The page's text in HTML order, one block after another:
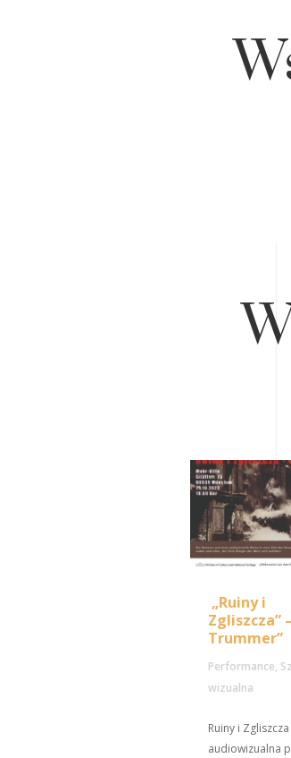
„Ruiny i
Zgliszcza”
Trummer”
Performance,
wizualna
Ruiny i
audiowizualna